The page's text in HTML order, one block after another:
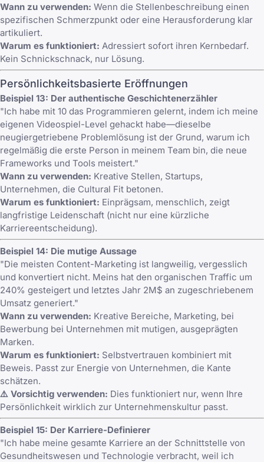
Wann zu verwenden: Wenn die Stellenbeschreibung einen
spezifischen Schmerzpunkt oder eine Herausforderung klar
artikuliert.
Warum es funktioniert: Adressiert sofort ihren Kernbedarf.
Kein Schnickschnack, nur Lösung.
Persönlichkeitsbasierte Eröffnungen
Beispiel 13: Der authentische Geschichtenerzähler
"Ich habe mit 10 das Programmieren gelernt, indem ich meine
eigenen Videospiel-Level gehackt habe—dieselbe
neugiergetriebene Problemlösung ist der Grund, warum ich
regelmäßig die erste Person in meinem Team bin, die neue
Frameworks und Tools meistert."
Wann zu verwenden: Kreative Stellen, Startups,
Unternehmen, die Cultural Fit betonen.
Warum es funktioniert: Einprägsam, menschlich, zeigt
langfristige Leidenschaft (nicht nur eine kürzliche
Karriereentscheidung).
Beispiel 14: Die mutige Aussage
"Die meisten Content-Marketing ist langweilig, vergesslich
und konvertiert nicht. Meins hat den organischen Traffic um
240% gesteigert und letztes Jahr 2M$ an zugeschriebenem
Umsatz generiert."
Wann zu verwenden: Kreative Bereiche, Marketing, bei
Bewerbung bei Unternehmen mit mutigen, ausgeprägten
Marken.
Warum es funktioniert: Selbstvertrauen kombiniert mit
Beweis. Passt zur Energie von Unternehmen, die Kante
schätzen.
⚠️ Vorsichtig verwenden: Dies funktioniert nur, wenn Ihre
Persönlichkeit wirklich zur Unternehmenskultur passt.
Beispiel 15: Der Karriere-Definierer
"Ich habe meine gesamte Karriere an der Schnittstelle von
Gesundheitswesen und Technologie verbracht, weil ich